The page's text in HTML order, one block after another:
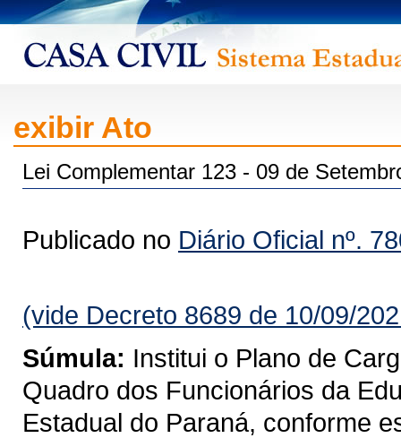
exibir Ato
Lei Complementar 123 - 09 de
Publicado no Diário Oficial nº.
(vide Decreto 8689 de 10/09/
Súmula: Institui o Plano de
Quadro dos Funcionários da
Estadual do Paraná, conforme